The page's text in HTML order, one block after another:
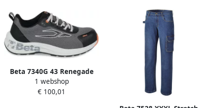
Beta 7340G 43 Renegade
Schoen | Mesh 073400643
1 webshop
€ 100,01